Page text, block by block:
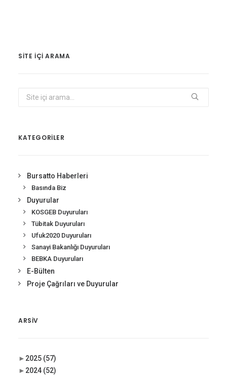
SITE IÇI ARAMA
KATEGORİLER
Bursatto Haberleri
Basında Biz
Duyurular
KOSGEB Duyuruları
Tübitak Duyuruları
Ufuk2020 Duyuruları
Sanayi Bakanlığı Duyuruları
BEBKA Duyuruları
E-Bülten
Proje Çağrıları ve Duyurular
ARSIV
► 2025 (57)
► 2024 (52)